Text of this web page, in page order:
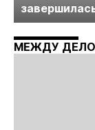
технологий
Майнинг»
МЕЖДУ